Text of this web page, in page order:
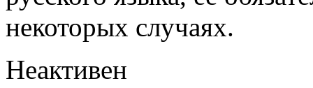
некоторых случаях.
Неактивен